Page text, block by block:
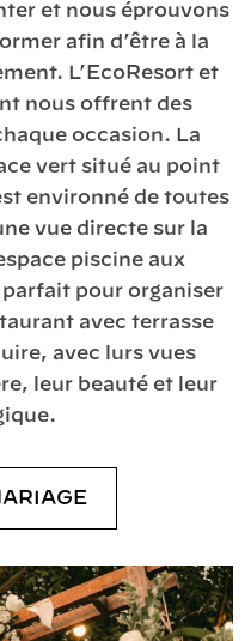
et nous éprouvons
afin d’être à la
L’EcoResort et
nous offrent des
occasion. La
vert situé au point
environné de toutes
vue directe sur la
piscine aux
pour organiser
avec terrasse
avec lurs vues
leur beauté et leur